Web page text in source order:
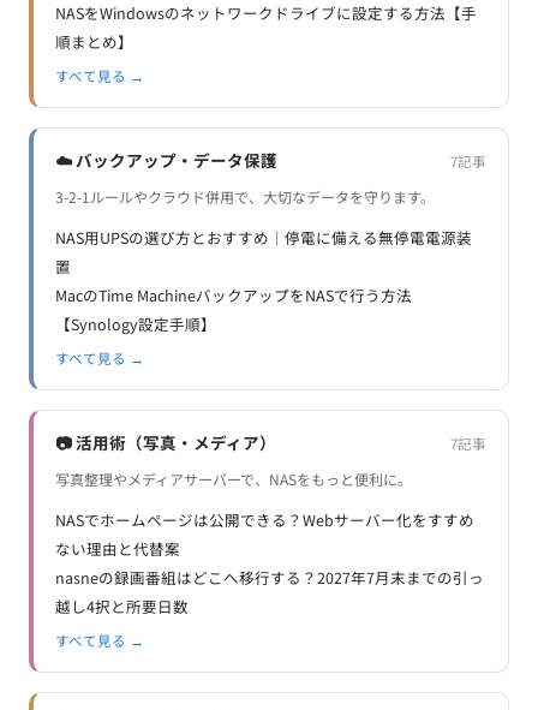
NASをWindowsのネットワークドライブに設定する方法【手
順まとめ】
すべて見る →
☁️ バックアップ・データ保護 7記事
3-2-1ルールやクラウド併用で、大切なデータを守ります。
NAS用UPSの選び方とおすすめ｜停電に備える無停電電源装
置
MacのTime MachineバックアップをNASで行う方法
【Synology設定手順】
すべて見る →
📷 活用術（写真・メディア） 7記事
写真整理やメディアサーバーで、NASをもっと便利に。
NASでホームページは公開できる？Webサーバー化をすすめ
ない理由と代替案
nasneの録画番組はどこへ移行する？2027年7月末までの引っ
越し4択と所要日数
すべて見る →